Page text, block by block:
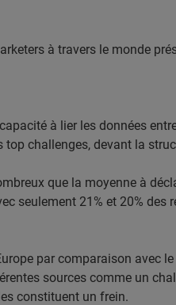
à travers le monde
capacité à lier les données
top challenges, devant la
que la moyenne à
seulement 21% et 20%
par comparaison avec
sources comme un
constituent un frein.